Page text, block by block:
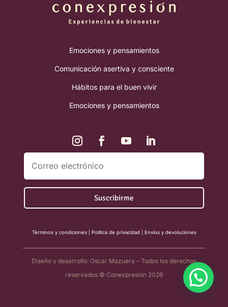
Emociones y pensamientos
Comunicación asertiva y consciente
Hábitos para el buen vivir
Emociones y pensamientos
Términos y condiciones| Política de privacidad Envíos y devoluciones
Diseño y desarrollo: Oscar Mazuera – Todos los derechos
reservados © Conexpresión 2026